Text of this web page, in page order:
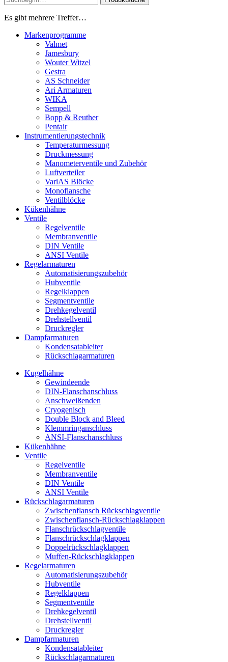
Es gibt mehrere Treffer…
Markenprogramme
Valmet
Jamesbury
Wouter Witzel
Gestra
AS Schneider
Ari Armaturen
WIKA
Sempell
Bopp & Reuther
Pentair
Instrumentierungs­technik
Temperaturmessung
Druckmessung
Manometerventile und Zubehör
Luftverteiler
VariAS Blöcke
Monoflansche
Ventilblöcke
Kükenhähne
Ventile
Regelventile
Membranventile
DIN Ventile
ANSI Ventile
Regelarmaturen
Automatisierungszubehör
Hubventile
Regelklappen
Segmentventile
Drehkegelventil
Drehstellventil
Druckregler
Dampfarmaturen
Kondensatableiter
Rückschlagarmaturen
Kugelhähne
Gewindeende
DIN-Flanschanschluss
Anschweißenden
Cryogenisch
Double Block and Bleed
Klemmringanschluss
ANSI-Flanschanschluss
Kükenhähne
Ventile
Regelventile
Membranventile
DIN Ventile
ANSI Ventile
Rückschlag­armaturen
Zwischenflansch Rückschlagventile
Zwischenflansch-Rückschlagklappen
Flanschrückschlagventile
Flanschrückschlagklappen
Doppelrückschlagklappen
Muffen-Rückschlagklappen
Regelarmaturen
Automatisierungszubehör
Hubventile
Regelklappen
Segmentventile
Drehkegelventil
Drehstellventil
Druckregler
Dampfarmaturen
Kondensatableiter
Rückschlagarmaturen